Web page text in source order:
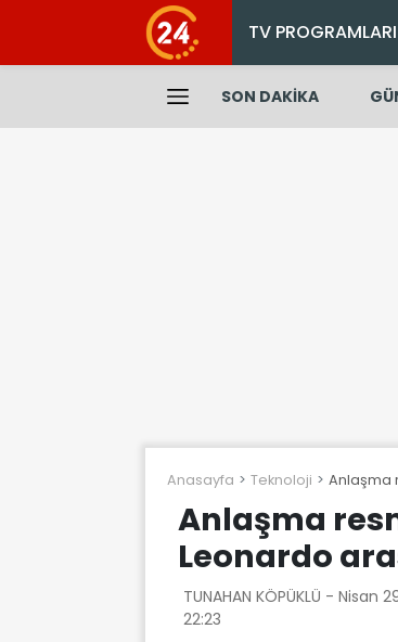
TV PROGRAMLARI
SON DAKİKA
Anasayfa Teknoloji Anlaşma
Anlaşma
Leonardo
TUNAHAN KÖPÜKLÜ - Nisan
22:23